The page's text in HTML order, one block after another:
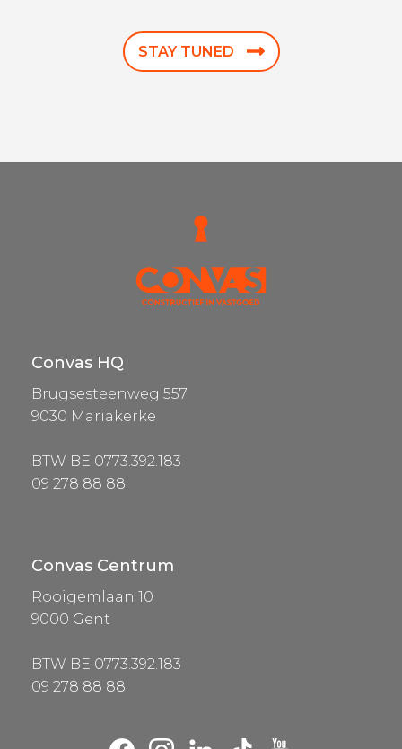
STAY TUNED
Convas HQ
Brugsesteenweg 557
9030 Mariakerke
BTW BE 0773.392.183
09 278 88 88
Convas Centrum
Rooigemlaan 10
9000 Gent
BTW BE 0773.392.183
09 278 88 88